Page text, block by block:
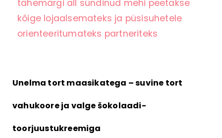
tähemärgi all sündinud mehi peetakse
kõige lojaalsemateks ja püsisuhetele
orienteeritumateks partneriteks
Unelma tort maasikatega – suvine tort
vahukoore ja valge šokolaadi-
toorjuustukreemiga